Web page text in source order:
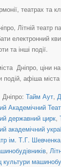
театрах та
Літній театр
електронний
та інші події.
Дніпро, ціни
подій, афіша
Тайм Аут,
Академічний
державний цирк,
академічний
ім. Т.Г. Шевченка
,
культури